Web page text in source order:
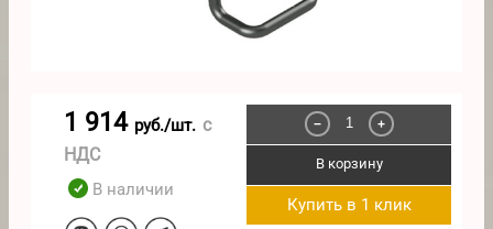
1 914 руб./шт. с
НДС
В наличии
− +
В корзину
Купить в 1 клик